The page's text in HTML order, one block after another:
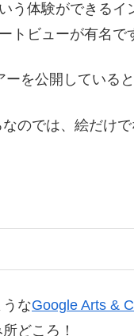
う体験ができるイ
トビューが有名で
を公開していると
のでは、絵だけ
なGoogle Arts &
どころ！